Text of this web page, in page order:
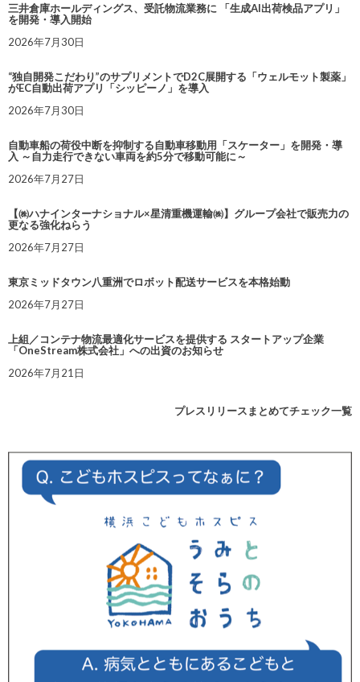
三井倉庫ホールディングス、受託物流業務に 「生成AI出荷検品アプリ」
を開発・導入開始
2026年7月30日
“独自開発こだわり”のサプリメントでD2C展開する「ウェルモット製薬」
がEC自動出荷アプリ「シッピーノ」を導入
2026年7月30日
自動車船の荷役中断を抑制する自動車移動用「スケーター」を開発・導
入 ～自力走行できない車両を約5分で移動可能に～
2026年7月27日
【㈱ハナインターナショナル×星清重機運輸㈱】グループ会社で販売力の
更なる強化ねらう
2026年7月27日
東京ミッドタウン八重洲でロボット配送サービスを本格始動
2026年7月27日
上組／コンテナ物流最適化サービスを提供する スタートアップ企業
「OneStream株式会社」への出資のお知らせ
2026年7月21日
プレスリリースまとめてチェック一覧